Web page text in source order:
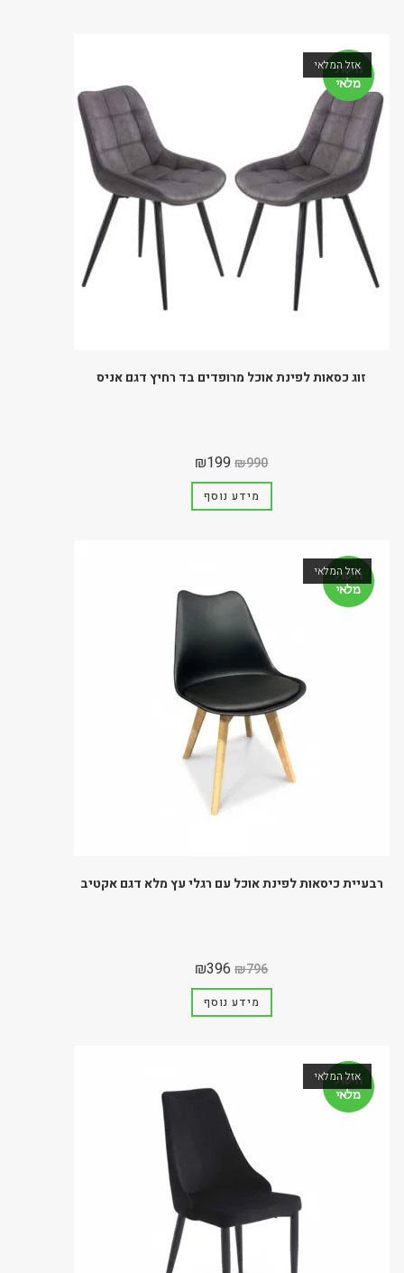
אזל המלאי
זוג כסאות לפינת אוכל מרופדים בד רחיץ דגם אניס
₪990
₪199
מידע נוסף
אזל המלאי
רבעיית כיסאות לפינת אוכל עם רגלי עץ מלא דגם אקטיב
₪796
₪396
מידע נוסף
אזל המלאי